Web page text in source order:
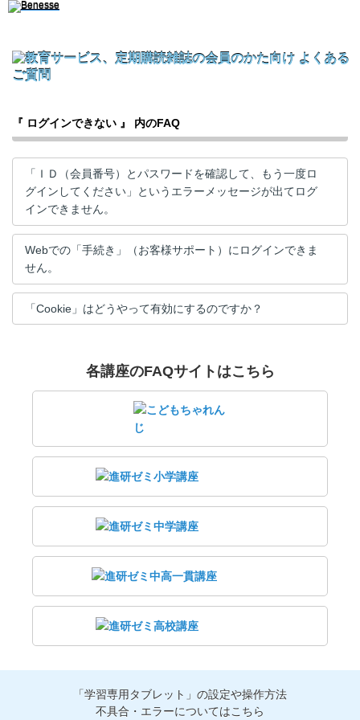
『 ログインできない 』 内のFAQ
「ＩＤ（会員番号）とパスワードを確認して、もう一度ロ
グインしてください」というエラーメッセージが出てログ
インできません。
Webでの「手続き」（お客様サポート）にログインできま
せん。
「Cookie」はどうやって有効にするのですか？
各講座のFAQサイトはこちら
「学習専用タブレット」の設定や操作方法
不具合・エラーについてはこちら